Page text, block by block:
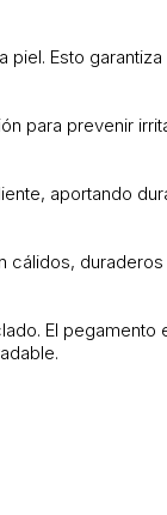
Esto
para prevenir
aportando
cálidos,
El pegamento